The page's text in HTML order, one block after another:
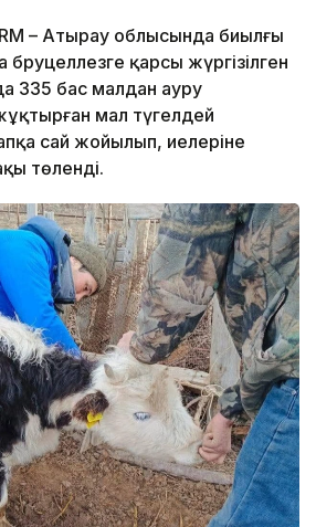
– Атырау облысында биылғы
қарсы жүргізілген
335 бас малдан ауру
мал түгелдей
сай жойылып, иелеріне
төленді.